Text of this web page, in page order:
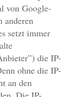
von Google-
anderen
setzt immer
die IP-
ohne die IP-
an den